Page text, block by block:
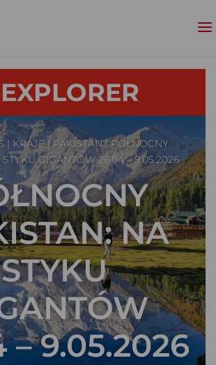
EXPLORER
| KRAJE|PAKISTAN| PÓŁNOCNY
GIGANTÓW 26.04 – 9.05.2026
NA
STYKU
– 9.05.2026